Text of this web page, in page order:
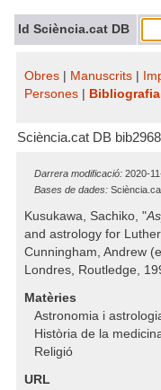
Id Sciència.cat DB
Obres Manuscrits
Persones
Bibliografia
Sciència.cat DB
Darrera modificació: 2020-
Bases de dades:
Kusukawa, Sachiko, "
and astrology for
Cunningham, Andrew
Londres, Routledge,
Matèries
Astronomia i
Història de la
Religió
URL